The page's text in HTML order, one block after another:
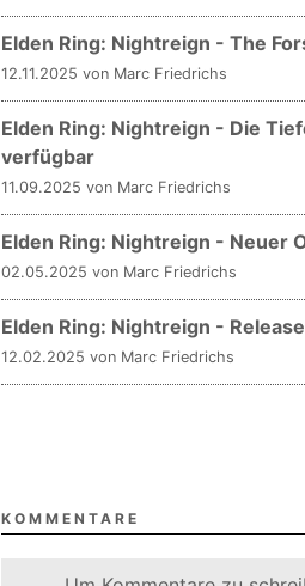
Elden Ring: Nightreign - The
12.11.2025 von Marc Friedrichs
Elden Ring: Nightreign - Die
verfügbar
11.09.2025 von Marc Friedrichs
Elden Ring: Nightreign - Neuer
02.05.2025 von Marc Friedrichs
Elden Ring: Nightreign -
12.02.2025 von Marc Friedrichs
KOMMENTARE